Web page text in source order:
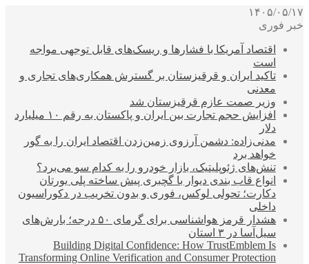
۱۴۰۵/۰۵/۱۷
خبر فوری
اقتصاد آمریکا با فشارها و ریسک‌های قابل توجهی مواجه
است
تاکید ایران و قرقیزستان بر گسترش همکاری‌های تجاری و
معدنی
وزیر صمت عازم قرقیزستان شد
افزایش حجم تجارت بین ایران و پاکستان به رقم ۱۰ میلیارد
دلار
مدنی‌زاده: دشمن آرزوی زمین‌زدن اقتصاد ایران را به گور
خواهد برد
تنش‌های ژئوپلیتیک، بازار خودرو را به کدام سو می‌برد؟
انواع قاب بندی دیوار با گچبری پیش ساخته پلی یورتان
دکارت؛ تحولی لوکس، فوری و بدون تخریب در دکوراسیون
داخلی
هشدار قرمز هواشناسی برای گرمای ۵۰ درجه؛ بارش‌های
سیل‌آسا در ۳ استان
Building Digital Confidence: How TrustEmblem Is
Transforming Online Verification and Consumer Protection